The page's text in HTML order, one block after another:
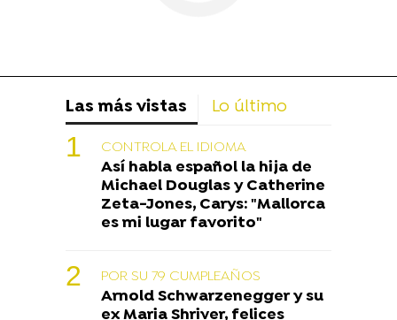
Las más vistas Lo último
CONTROLA EL IDIOMA
Así habla español la hija de
Michael Douglas y Catherine
Zeta-Jones, Carys: "Mallorca
es mi lugar favorito"
POR SU 79 CUMPLEAÑOS
Arnold Schwarzenegger y su
ex Maria Shriver, felices